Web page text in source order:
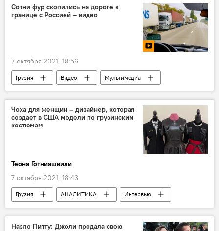
Возвращение и арест Саакашвили
Сотни фур скопились на дороге к
границе с Россией – видео
7 октября 2021, 18:56
Грузия Видео
Мультимедиа
Фуры
Военно-Грузинская дорога
Чоха для женщин – дизайнер, которая
создает в США модели по грузинским
костюмам
Теона Гогниашвили
7 октября 2021, 18:43
Грузия АНАЛИТИКА
Интервью
Грузины за рубежом
США
Чоха
Грузинские дизайнеры
Назло Питту: Джоли продала свою